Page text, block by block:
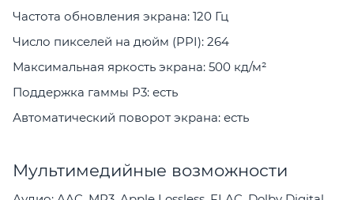
Частота обновления экрана: 120 Гц
Число пикселей на дюйм (PPI): 264
Максимальная яркость экрана: 500 кд/м²
Поддержка гаммы P3: есть
Автоматический поворот экрана: есть
Мультимедийные возможности